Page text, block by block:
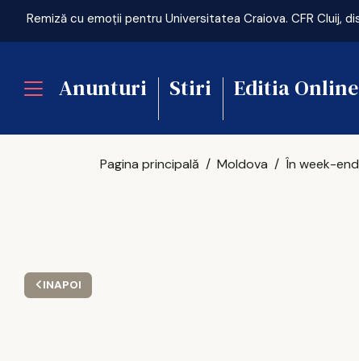
Anunturi Stiri Editia Online
INAPOI
Pagina principală Moldova